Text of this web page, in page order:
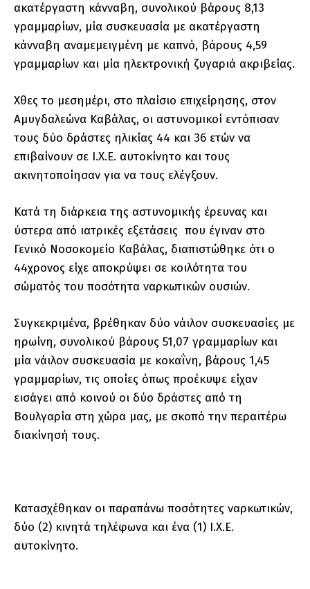
ακατέργαστη κάνναβη, συνολικού βάρους 8,13
γραμμαρίων, μία συσκευασία με ακατέργαστη
κάνναβη αναμεμειγμένη με καπνό, βάρους 4,59
γραμμαρίων και μία ηλεκτρονική ζυγαριά ακριβείας.
Χθες το μεσημέρι, στο πλαίσιο επιχείρησης, στον
Αμυγδαλεώνα Καβάλας, οι αστυνομικοί εντόπισαν
τους δύο δράστες ηλικίας 44 και 36 ετών να
επιβαίνουν σε Ι.Χ.Ε. αυτοκίνητο και τους
ακινητοποίησαν για να τους ελέγξουν.
Κατά τη διάρκεια της αστυνομικής έρευνας και
ύστερα από ιατρικές εξετάσεις που έγιναν στο
Γενικό Νοσοκομείο Καβάλας, διαπιστώθηκε ότι ο
44χρονος είχε αποκρύψει σε κοιλότητα του
σώματός του ποσότητα ναρκωτικών ουσιών.
Συγκεκριμένα, βρέθηκαν δύο νάιλον συσκευασίες με
ηρωίνη, συνολικού βάρους 51,07 γραμμαρίων και
μία νάιλον συσκευασία με κοκαΐνη, βάρους 1,45
γραμμαρίων, τις οποίες όπως προέκυψε είχαν
εισάγει από κοινού οι δύο δράστες από τη
Βουλγαρία στη χώρα μας, με σκοπό την περαιτέρω
διακίνησή τους.
Κατασχέθηκαν οι παραπάνω ποσότητες ναρκωτικών,
δύο (2) κινητά τηλέφωνα και ένα (1) Ι.Χ.Ε.
αυτοκίνητο.